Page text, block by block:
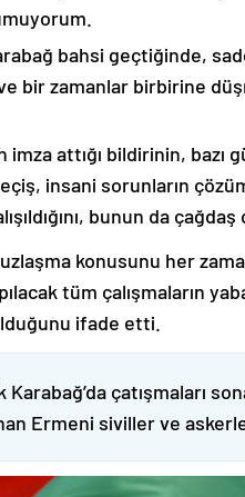
bahsi geçtiğinde,
ve bir zamanlar birbirine
imza attığı bildirinin,
insani sorunların
bunun da
konusunu her
tüm çalışmaların
ifade etti.
Karabağ’da çatışmaları
Ermeni siviller ve